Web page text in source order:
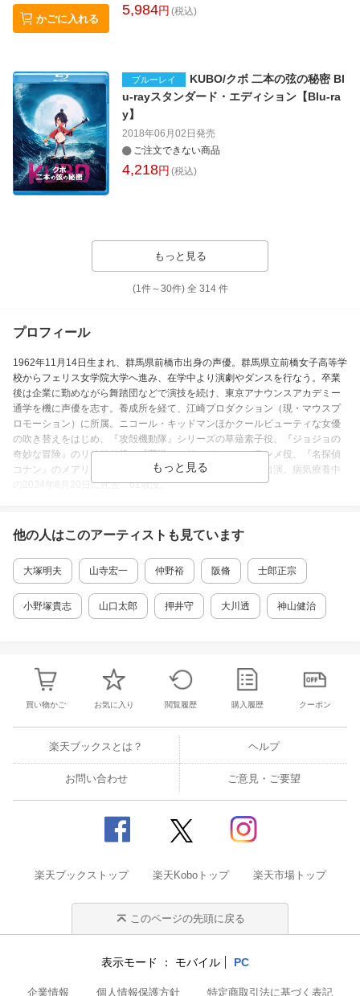
かごに入れる
5,984円 (税込)
ブルーレイ
KUBO/クボ 二本の弦の秘密 Bl
u-rayスタンダード・エディション【Blu-ra
y】
2018年06月02日 発売
ご注文できない商品
4,218円 (税込)
もっと見る
(1件～30件)全 314件
プロフィール
1962年11月14日生まれ、群馬県前橋市出身の声優。群馬県立前橋女子高等学
校からフェリス女学院大学へ進み、在学中より演劇やダンスを行なう。卒業
後は企業に勤めながら舞踏団などで演技を続け、東京アナウンスアカデミー
通学を機に声優を志す。養成所を経て、江崎プロダクション（現・マウスプ
ロモーション）に所属。ニコール・キッドマンほかクールビューティな女優
の吹き替えをはじめ、『攻殻機動隊』シリーズの草薙素子役、『ジョジョの
奇妙な冒険』のリサリサ役、『葬送のフリーレン』のフランメ役、『名探偵
コナン』のメアリー・世良役などアニメやゲームにも多数出演。病気療養中
の2024年8月20日に死去。61歳没。
活動期間
11月14日～2024年08月20日
他の人はこのアーティスト も見ています
大塚明夫 山寺宏一 仲野裕 阪脩 士郎正宗
小野塚貴志 山口太郎 押井守 大川透 神山健治
買い物かご お気に入り 閲覧履歴 購入履歴 クーポン
楽天ブックスとは？ ヘルプ
お問い合わせ ご意見・ご要望
楽天ブックストップ 楽天Koboトップ 楽天市場トップ
このページの先頭に戻る
表示モード モバイル PC
企業情報 個人情報保護方針 特定商取引法に基づく表記